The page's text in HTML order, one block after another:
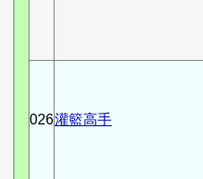
026灌籃高手